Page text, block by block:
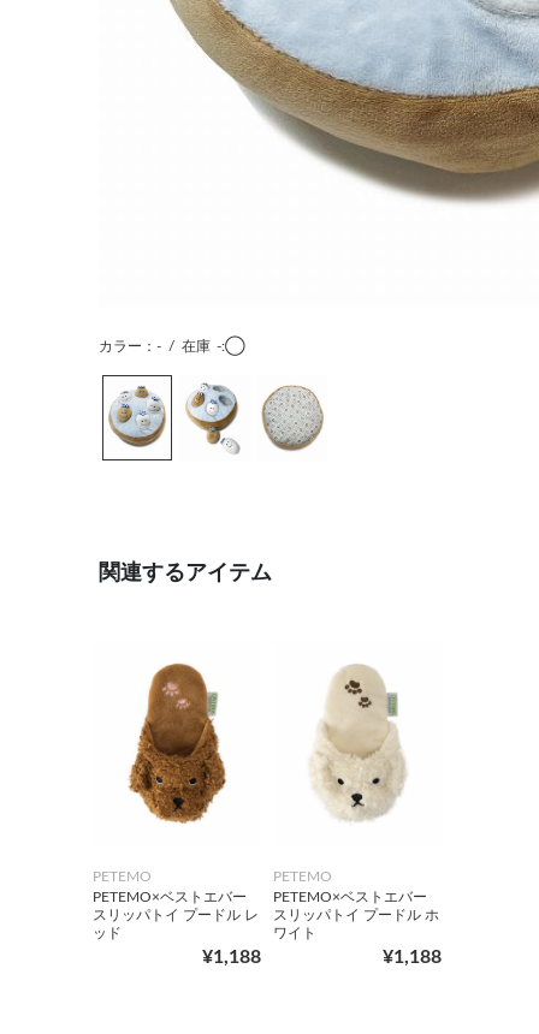
カラー：- / 在庫 -:◯
関連するアイテム
PETEMO
PETEMO×ベストエバー
スリッパトイ プードル レ
ッド
¥1,188
PETEMO
PETEMO×ベストエバー
スリッパトイ プードル ホ
ワイト
¥1,188